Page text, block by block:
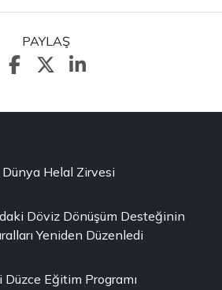
PAYLAŞ
Helal Zirvesi
Döviz Dönüşüm Desteğinin
Yeniden Düzenledi
Eğitim Programı